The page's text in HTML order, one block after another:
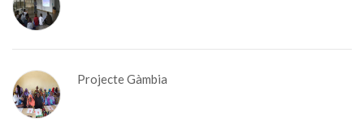
Projecte Gàmbia